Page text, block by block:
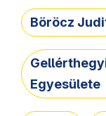
Böröcz
Egyesülete